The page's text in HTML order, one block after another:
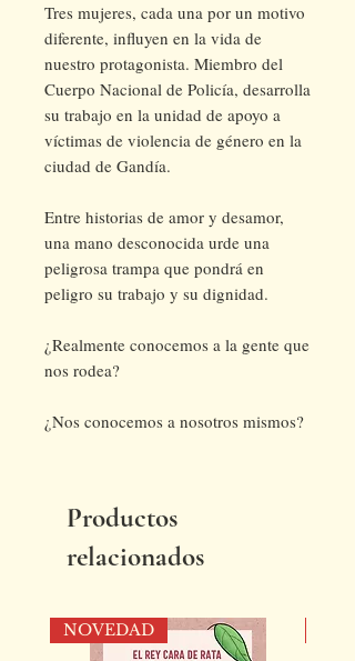
Tres mujeres, cada una por un motivo
diferente, influyen en la vida de
nuestro protagonista. Miembro del
Cuerpo Nacional de Policía, desarrolla
su trabajo en la unidad de apoyo a
víctimas de violencia de género en la
ciudad de Gandía.
Entre historias de amor y desamor,
una mano desconocida urde una
peligrosa trampa que pondrá en
peligro su trabajo y su dignidad.
¿Realmente conocemos a la gente que
nos rodea?
¿Nos conocemos a nosotros mismos?
Productos
relacionados
NOVEDAD